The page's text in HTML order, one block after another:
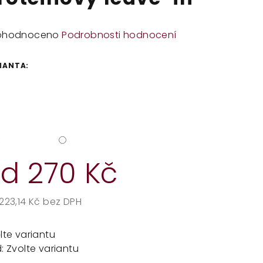
Podrobnosti hodnocení
270 Kč
223,14 Kč bez DPH
variantu
Zvolte variantu